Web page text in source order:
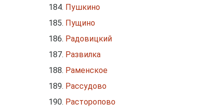
Пушкино
Пущино
Радовицкий
Развилка
Раменское
Рассудово
Расторопово